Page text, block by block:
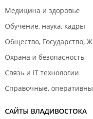
Медицина и здоровье
Обучение, наука, кадры
Общество, Государство,
Охрана и безопасность
Связь и IT технологии
Справочные,
САЙТЫ ВЛАДИВОСТОКА